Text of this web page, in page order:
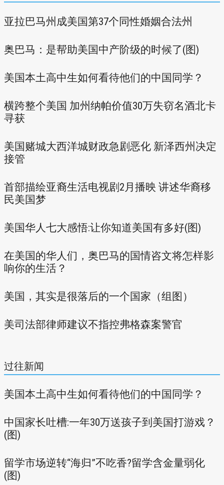
亚拉巴马州成美国第37个同性婚姻合法州
奥巴马：是帮助美国中产阶级的时候了(图)
美国本土高中生如何看待他们的中国同学？
横跨整个美国 加州纳帕价值30万失窃名酒北卡
寻获
美国赌城大西洋城财政急剧恶化 新泽西州决定
接管
首部描绘亚裔生活电视剧2月播映 讲述华裔移
民美国梦
美国华人七大感悟:让你知道美国有多好(图)
在美国的华人们，奥巴马的国情咨文将怎样影
响你的生活？
美国，其实是很落后的一个国家（组图）
美司法部律师建议不指控弗格森案警官
过往新闻
美国本土高中生如何看待他们的中国同学？
中国家长吐槽:一年30万送孩子到美国打游戏？
(图)
留学市场逆转“海归”不吃香?留学含金量弱化
(图)